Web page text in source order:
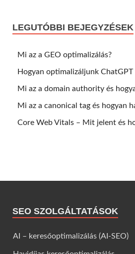
LEGUTÓBBI BEJEGYZÉSEK
Mi az a GEO optimalizálás?
Hogyan optimalizáljunk ChatGPT
Mi az a domain authority és
Mi az a canonical tag és hogyan
Core Web Vitals – Mit jelent és
SEO SZOLGÁLTATÁSOK
AI – keresőoptimalizálás (AI-SEO)